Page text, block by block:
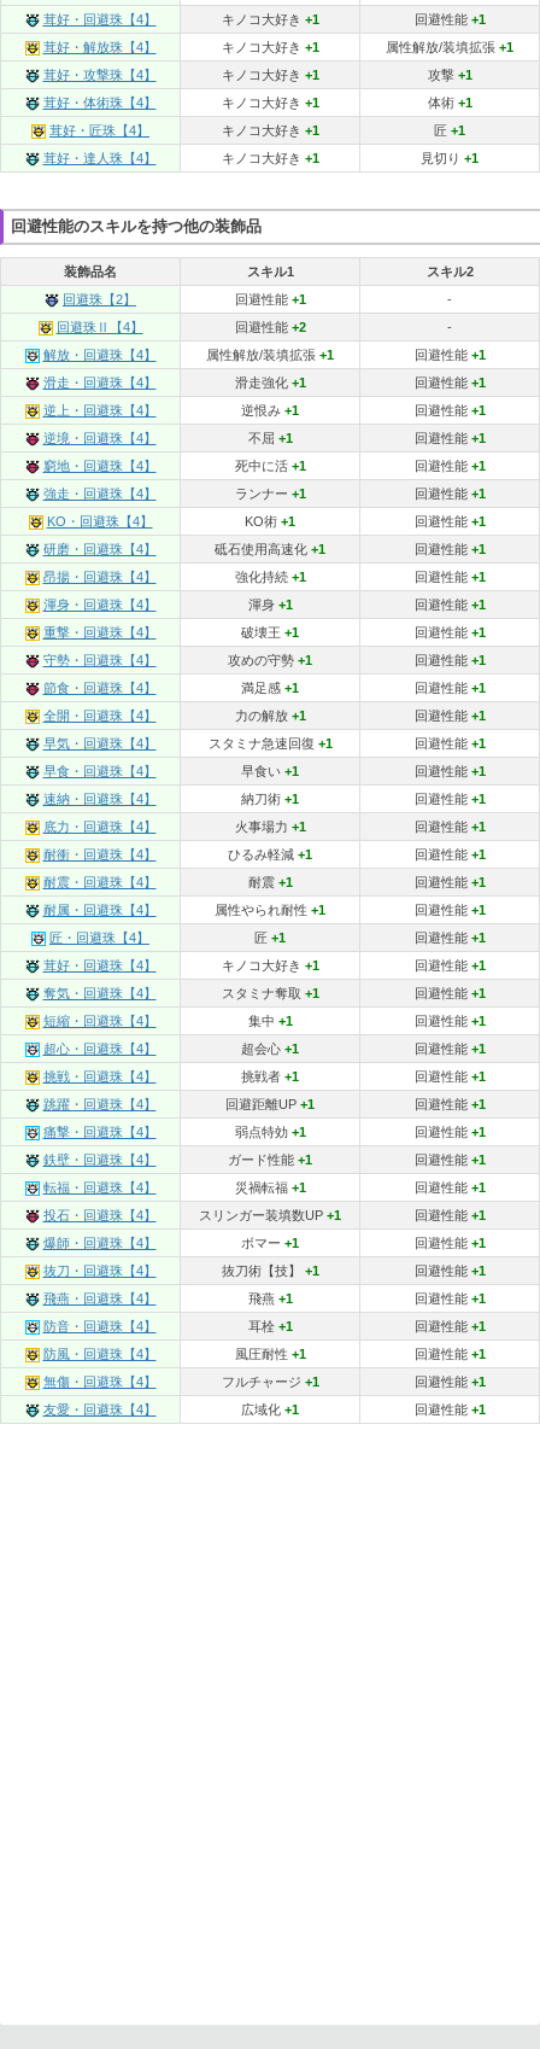
茸好・回避珠【4】
キノコ大好き +1 回避性能 +1
茸好・解放珠【4】
キノコ大好き +1 属性解放/装填拡張 +1
茸好・攻撃珠【4】
キノコ大好き +1 攻撃 +1
茸好・体術珠【4】
キノコ大好き +1 体術 +1
茸好・匠珠【4】
キノコ大好き +1 匠 +1
茸好・達人珠【4】
キノコ大好き +1 見切り +1
回避性能のスキルを持つ他の装飾品
装飾品名 スキル1
スキル2
回避珠【2】
回避性能 +1
-
回避珠Ⅱ【4】
回避性能 +2
-
解放・回避珠【4】
属性解放/装填拡張 +1 回避性能 +1
滑走・回避珠【4】
滑走強化 +1 回避性能 +1
逆上・回避珠【4】
逆恨み +1 回避性能 +1
逆境・回避珠【4】
不屈 +1 回避性能 +1
窮地・回避珠【4】
死中に活 +1 回避性能 +1
強走・回避珠【4】
ランナー +1 回避性能 +1
KO・回避珠【4】
KO術 +1 回避性能 +1
研磨・回避珠【4】
砥石使用高速化 +1 回避性能 +1
昂揚・回避珠【4】
強化持続 +1 回避性能 +1
渾身・回避珠【4】
渾身 +1 回避性能 +1
重撃・回避珠【4】
破壊王 +1 回避性能 +1
守勢・回避珠【4】
攻めの守勢 +1 回避性能 +1
節食・回避珠【4】
満足感 +1 回避性能 +1
全開・回避珠【4】
力の解放 +1 回避性能 +1
早気・回避珠【4】
スタミナ急速回復 +1 回避性能 +1
早食・回避珠【4】
早食い +1 回避性能 +1
速納・回避珠【4】
納刀術 +1 回避性能 +1
底力・回避珠【4】
火事場力 +1 回避性能 +1
耐衝・回避珠【4】
ひるみ軽減 +1 回避性能 +1
耐震・回避珠【4】
耐震 +1 回避性能 +1
耐属・回避珠【4】
属性やられ耐性 +1 回避性能 +1
匠・回避珠【4】
匠 +1 回避性能 +1
茸好・回避珠【4】
キノコ大好き +1 回避性能 +1
奪気・回避珠【4】
スタミナ奪取 +1 回避性能 +1
短縮・回避珠【4】
集中 +1 回避性能 +1
超心・回避珠【4】
超会心 +1 回避性能 +1
挑戦・回避珠【4】
挑戦者 +1 回避性能 +1
跳躍・回避珠【4】
回避距離UP +1 回避性能 +1
痛撃・回避珠【4】
弱点特効 +1 回避性能 +1
鉄壁・回避珠【4】
ガード性能 +1 回避性能 +1
転福・回避珠【4】
災禍転福 +1 回避性能 +1
投石・回避珠【4】
スリンガー装填数UP +1 回避性能 +1
爆師・回避珠【4】
ボマー +1 回避性能 +1
抜刀・回避珠【4】
抜刀術【技】 +1 回避性能 +1
飛燕・回避珠【4】
飛燕 +1 回避性能 +1
防音・回避珠【4】
耳栓 +1 回避性能 +1
防風・回避珠【4】
風圧耐性 +1 回避性能 +1
無傷・回避珠【4】
フルチャージ +1 回避性能 +1
友愛・回避珠【4】
広域化 +1 回避性能 +1